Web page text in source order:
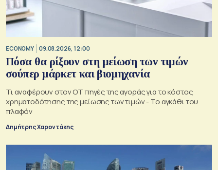
ECONOMY 09.08.2026, 12:00
Πόσα θα ρίξουν στη μείωση των τιμών
σούπερ μάρκετ και βιομηχανία
Τι αναφέρουν στον ΟΤ πηγές της αγοράς για το κόστος
χρηματοδότησης της μείωσης των τιμών - Το αγκάθι του
πλαφόν
Δημήτρης Χαροντάκης